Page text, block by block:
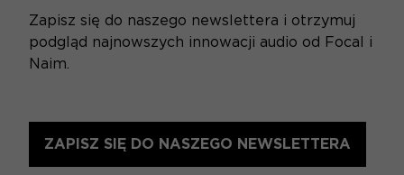
Zapisz się do naszego newslettera i otrzymuj
podgląd najnowszych innowacji audio od Focal i
Naim.
ZAPISZ SIĘ DO NASZEGO NEWSLETTERA